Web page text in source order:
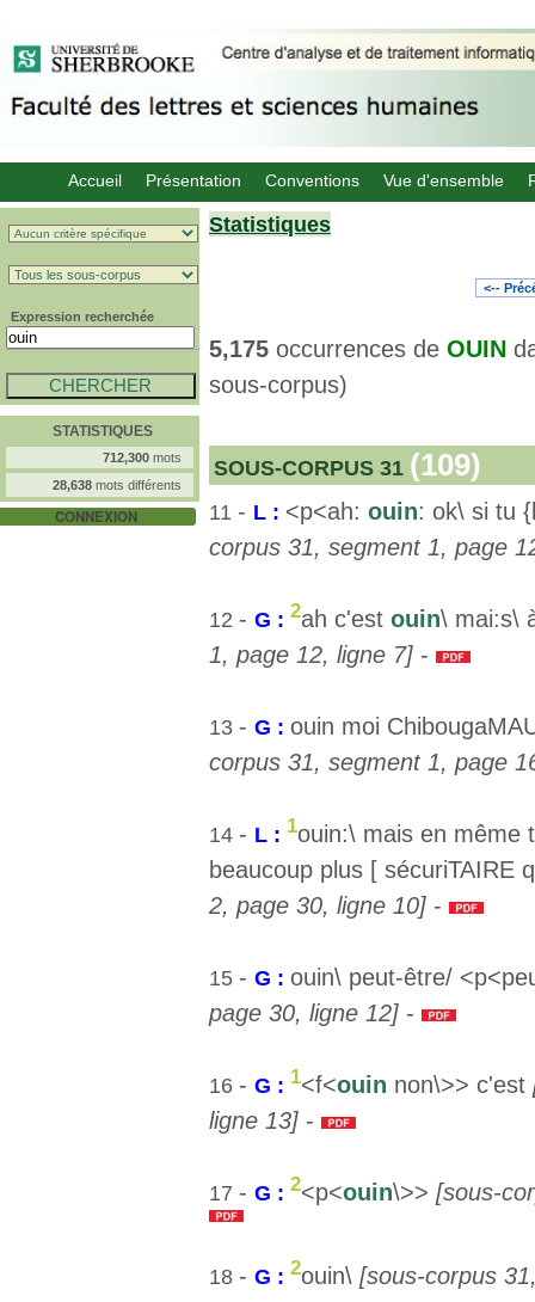
Accueil Présentation Conventions Vue d'ensemble
Expression recherchée
STATISTIQUES
712,300 mots
28,638 mots différents
CONNEXION
Statistiques
<--
5,175 occurrences de OUIN
sous-corpus)
SOUS-CORPUS 31 (109)
11 - L : <p<ah: ouin: ok\ si tu
corpus 31, segment 1, page
12 - G : 2ah c'est ouin\ mai:s\
1, page 12, ligne 7] -
13 - G : ouin moi
corpus 31, segment 1, page
14 - L : 1ouin:\ mais en même
beaucoup plus [ sécuriTAIRE
2, page 30, ligne 10] -
15 - G : ouin\ peut-être/
page 30, ligne 12] -
16 - G : 1<f<ouin non\>> c'est
ligne 13] -
17 - G : 2<p<ouin\>> [sous-
18 - G : 2ouin\ [sous-corpus